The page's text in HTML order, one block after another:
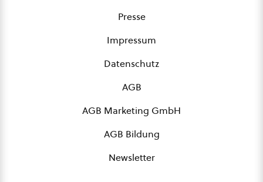
Presse
Impressum
Datenschutz
AGB
AGB Marketing GmbH
AGB Bildung
Newsletter